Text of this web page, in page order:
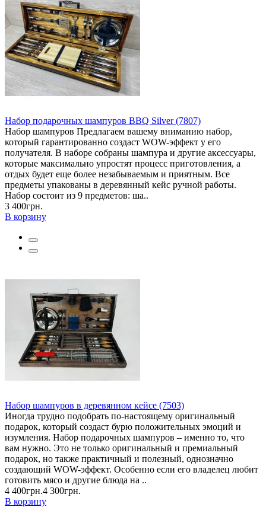
Набор подарочных шампуров BBQ Silver (7807)
Набор шампуров Предлагаем вашему вниманию набор,
который гарантированно создаст WOW-эффект у его
получателя. В наборе собраны шампура и другие аксессуары,
которые максимально упростят процесс приготовления, а
отдых будет еще более незабываемым и приятным. Все
предметы упакованы в деревянный кейс ручной работы.
Набор состоит из 9 предметов: ша..
3 400грн.
В корзину
Набор шампуров в деревянном кейсе (7503)
Иногда трудно подобрать по-настоящему оригинальный
подарок, который создаст бурю положительных эмоций и
изумления. Набор подарочных шампуров – именно то, что
вам нужно. Это не только оригинальный и премиальный
подарок, но также практичный и полезный, однозначно
создающий WOW-эффект. Особенно если его владелец любит
готовить мясо и другие блюда на ..
4 400грн.4 300грн.
В корзину